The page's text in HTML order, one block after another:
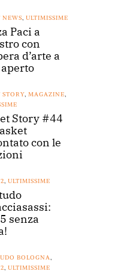
NEWS, ULTIMISSIME
Paci a
con
d’arte a
STORY, MAGAZINE,
Story #44
con le
, ULTIMISSIME
senza
BOLOGNA,
, ULTIMISSIME